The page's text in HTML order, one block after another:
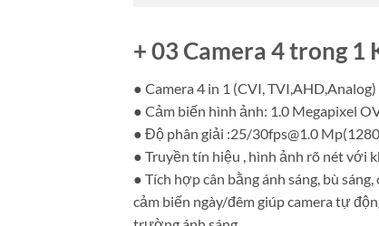
+ 03 Camera 4 trong 1
● Camera 4 in 1 (CVI, TVI,AHD,Analog)
● Cảm biến hình ảnh: 1.0 Megapixel
● Độ phân giải :25/30fps@1.0
● Truyền tín hiệu , hình ảnh rõ nét với
● Tích hợp cân bằng ánh sáng, bù
cảm biến ngày/đêm giúp camera tự